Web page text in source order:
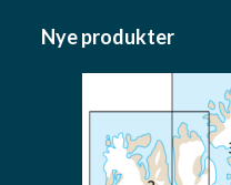
Nye produkter